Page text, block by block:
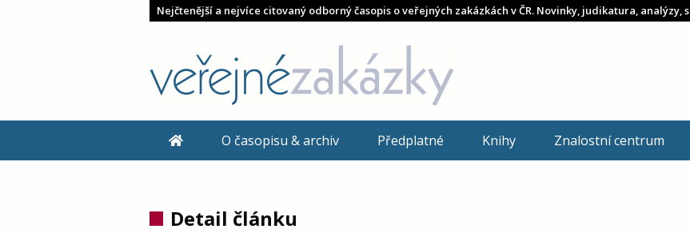
Nejčtenější a nejvíce citovaný odborný časopis o veřejných zakázkách v ČR. Novinky, judikatura,
O časopisu & archiv Předplatné Knihy Znalostní centrum
Detail článku